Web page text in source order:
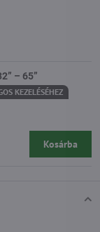
– 65”
KEZELÉSÉHEZ
Kosárba